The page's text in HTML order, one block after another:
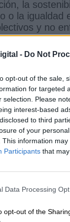
- Do Not
opt-out of the sale,
for targeted
selection. Please
interest-based
to third
of your
This information
Participants that
Data Processing
opt-out of the
la
o la igualdad
y no
1, donde
de la
la lucha
contra la
que el
ilegítimo u
y la
la letra del
de